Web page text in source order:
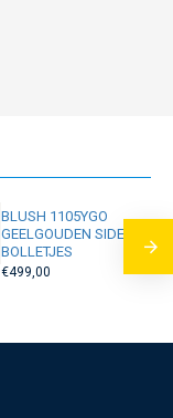
BLUSH 1105YGO
GEELGOUDEN SIDER
BOLLETJES
€499,00